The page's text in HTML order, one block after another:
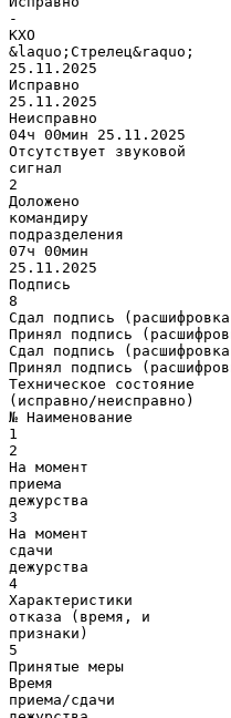
-
КХО
&laquo;Стрелец&raquo;
25.11.2025
Исправно
25.11.2025
Неисправно
04ч 00мин 25.11.2025
Отсутствует звуковой
сигнал
2
Доложено
командиру
подразделения
07ч 00мин
25.11.2025
Подпись
8
Сдал подпись
Принял подпись
Сдал подпись
Принял подпись
Техническое состояние
(исправно/неисправно)
№ Наименование
1
2
На момент
приема
дежурства
3
На момент
сдачи
дежурства
4
Характеристики
отказа (время, и
признаки)
5
Принятые меры
Время
приема/сдачи